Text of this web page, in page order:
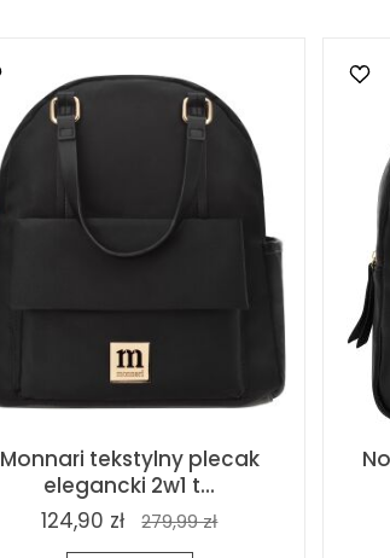
Monnari tekstylny plecak
elegancki 2w1 t...
124,90 zł
279,99 zł